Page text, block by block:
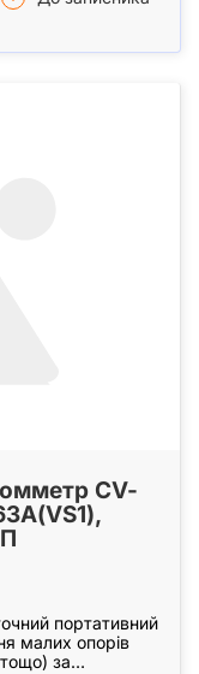
CV-
портативний
малих опорів
за